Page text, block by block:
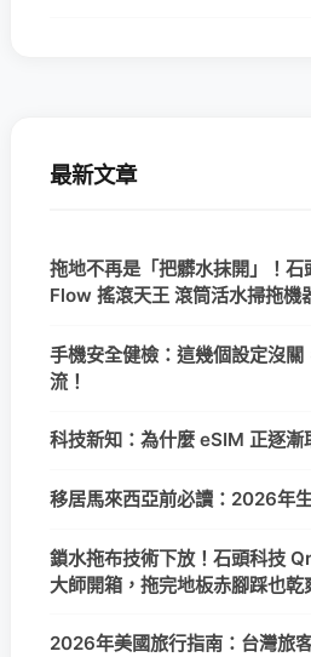
最新文章
拖地不再是「把髒水抹開」！
Flow 搖滾天王 滾筒活水掃拖機
手機安全健檢：這幾個設定沒
流！
科技新知：為什麼 eSIM 正逐漸
移居馬來西亞前必讀：2026年
鎖水拖布技術下放！石頭科技
大師開箱，拖完地板赤腳踩也乾
2026年美國旅行指南：台灣旅